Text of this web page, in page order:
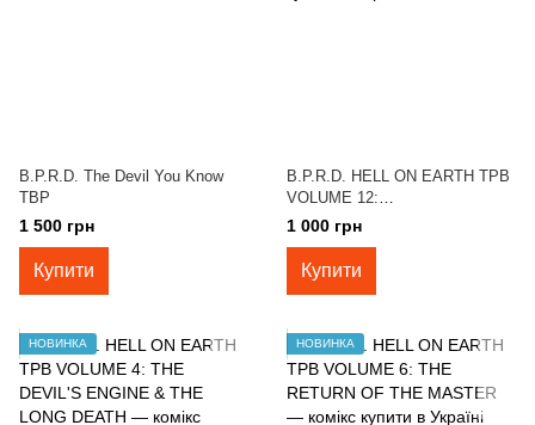
B.P.R.D. The Devil You Know
TBP
1 500 грн
Купити
B.P.R.D. HELL ON EARTH TPB
VOLUME 12:
METAMORPHOSIS
1 000 грн
Купити
НОВИНКА НОВИНКА